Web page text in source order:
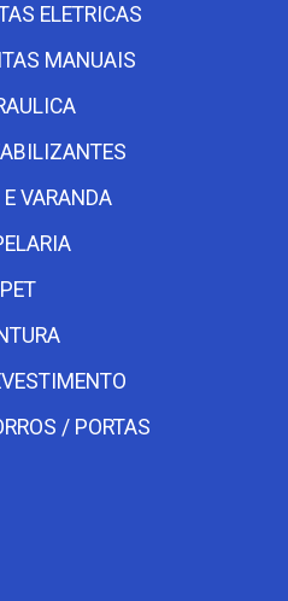
ELETRICAS
MANUAIS
VARANDA
PET
/ PORTAS